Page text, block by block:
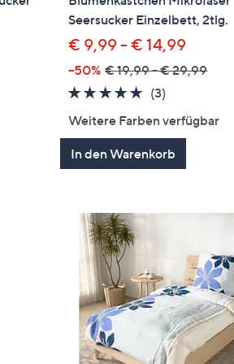
Seersucker Einzelbett, 2tlg.
€ 9,99 - € 14,99
--50% € 19,99 - € 29,99
5.0
(3)
Weitere Farben verfügbar
In den Warenkorb